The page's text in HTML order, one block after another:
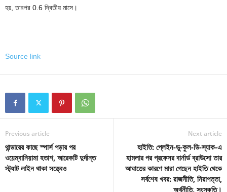
হয়, তারপর 0.6 দ্বিতীয় মাসে।
Source link
Previous article
থান্ডারের কাছে স্পার্স পড়ার পর
ওয়েম্বানিয়ামা হতাশ, আরেকটি দুর্দান্ত
স্ট্যাট লাইন থাকা সত্ত্বেও
Next article
হাইতি: প্লেইন-ডু-কুল-ডি-স্যাক-এ
হামলার পর প্রফেসর বার্নার্ড ব্রাউসো তার
আঘাতের কারণে মারা গেছেন হাইতি থেকে
সর্বশেষ খবর: রাজনীতি, নিরাপত্তা,
অর্থনীতি, সংস্কৃতি।